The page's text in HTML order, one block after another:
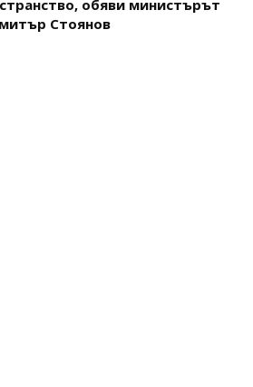
обяви министърът
Стоянов